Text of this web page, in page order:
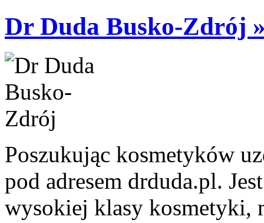
Dr Duda Busko-Zdrój
Poszukując kosmetyków
pod adresem drduda.pl.
wysokiej klasy kosmetyki,